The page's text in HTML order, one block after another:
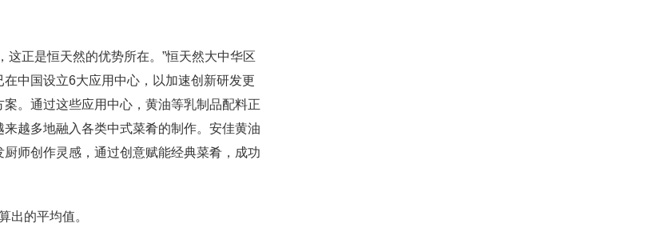
这正是恒天然的优势所在。”恒天然大中华区
中国设立6大应用中心，以加速创新研发更
。通过这些应用中心，黄油等乳制品配料正
越多地融入各类中式菜肴的制作。安佳黄油
师创作灵感，通过创意赋能经典菜肴，成功
出的平均值。